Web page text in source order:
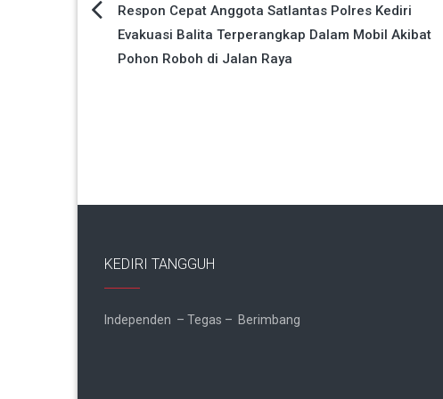
Navigasi
pos
Respon Cepat Anggota Satlantas Polres Kediri
Evakuasi Balita Terperangkap Dalam Mobil Akibat
Pohon Roboh di Jalan Raya
KEDIRI TANGGUH
Independen – Tegas – Berimbang